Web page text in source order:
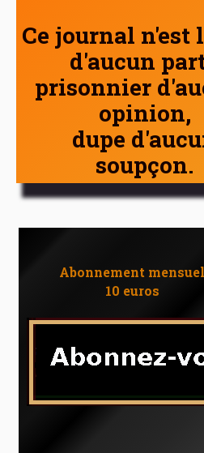
Ce journal n'est
d'aucun
prisonnier
opinion,
dupe
soupçon.
Abonnement mensuel
10 euros